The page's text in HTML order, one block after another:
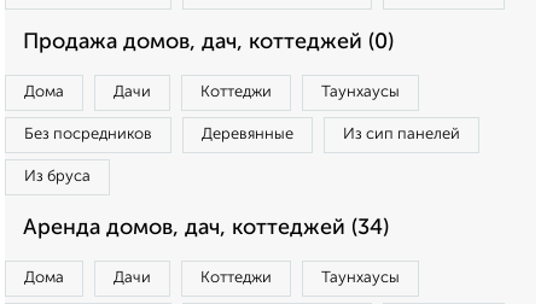
Продажа домов, дач, коттеджей (0)
Дома Дачи Коттеджи Таунхаусы
Без посредников Деревянные Из сип панелей
Из бруса
Аренда домов, дач, коттеджей (34)
Дома Дачи Коттеджи Таунхаусы